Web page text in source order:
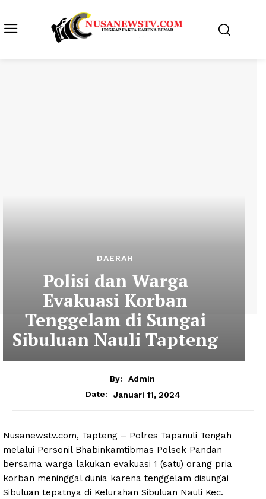
DAERAH
Polisi dan Warga
Evakuasi Korban
Tenggelam di Sungai
Sibuluan Nauli Tapteng
By:
Admin
Date:
Januari 11, 2024
Nusanewstv.com, Tapteng – Polres Tapanuli Tengah
melalui Personil Bhabinkamtibmas Polsek Pandan
bersama warga lakukan evakuasi 1 (satu) orang pria
korban meninggal dunia karena tenggelam disungai
Sibuluan tepatnya di Kelurahan Sibuluan Nauli Kec.